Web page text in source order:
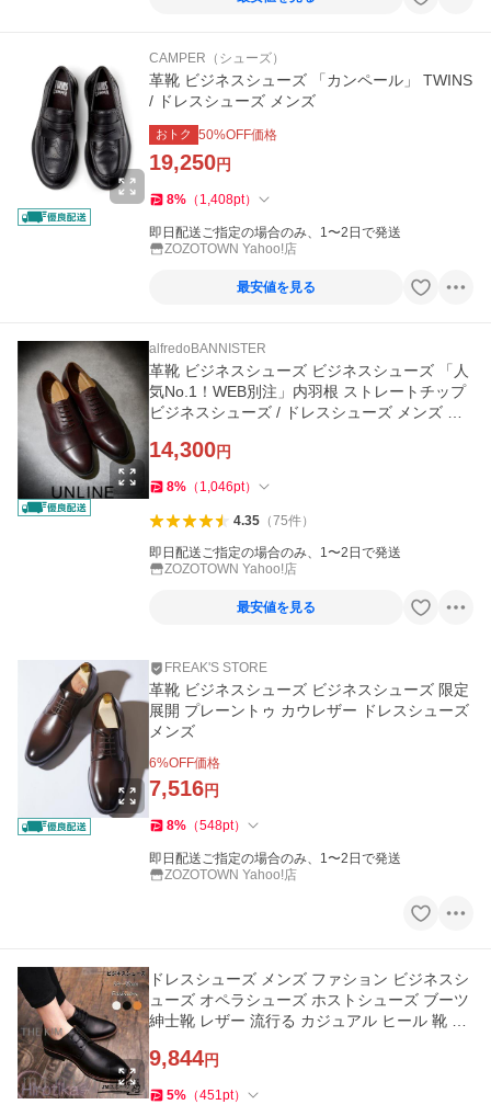
CAMPER（シューズ）
革靴 ビジネスシューズ 「カンペール」 TWINS
/ ドレスシューズ メンズ
おトク 50%OFF価格
19,250円
8% （ 1,408pt）
即日配送ご指定の場合のみ、1〜2日で発送
ZOZOTOWN Yahoo!店
最安値を見る
alfredoBANNISTER
革靴 ビジネスシューズ ビジネスシューズ 「人
気No.1！WEB別注」内羽根 ストレートチップ
ビジネスシューズ / ドレスシューズ メンズ レ
14,300円
8% （ 1,046pt）
4.35（75件）
即日配送ご指定の場合のみ、1〜2日で発送
ZOZOTOWN Yahoo!店
最安値を見る
FREAK'S STORE
革靴 ビジネスシューズ ビジネスシューズ 限定
展開 プレーントゥ カウレザー ドレスシューズ
メンズ
6%OFF価格
7,516円
8% （548pt）
即日配送ご指定の場合のみ、1〜2日で発送
ZOZOTOWN Yahoo!店
ドレスシューズ メンズ ファション ビジネスシ
ューズ オペラシューズ ホストシューズ ブーツ
紳士靴 レザー 流行る カジュアル ヒール 靴 フ
9,844円
5% （451pt）